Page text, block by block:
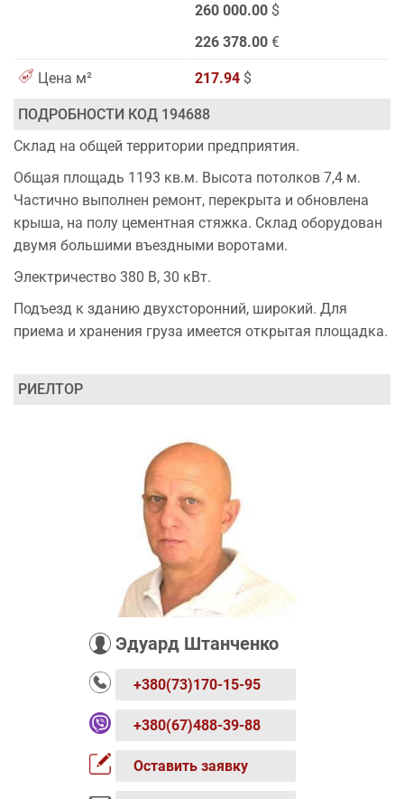
260 000.00 $
226 378.00 €
Цена м² 217.94 $
ПОДРОБНОСТИ КОД 194688
Склад на общей территории предприятия.
Общая площадь 1193 кв.м. Высота потолков 7,4 м.
Частично выполнен ремонт, перекрыта и обновлена
крыша, на полу цементная стяжка. Склад оборудован
двумя большими въездными воротами.
Электричество 380 В, 30 кВт.
Подъезд к зданию двухсторонний, широкий. Для
приема и хранения груза имеется открытая площадка.
РИЕЛТОР
Эдуард Штанченко
+380(73)170-15-95
+380(67)488-39-88
Оставить заявку